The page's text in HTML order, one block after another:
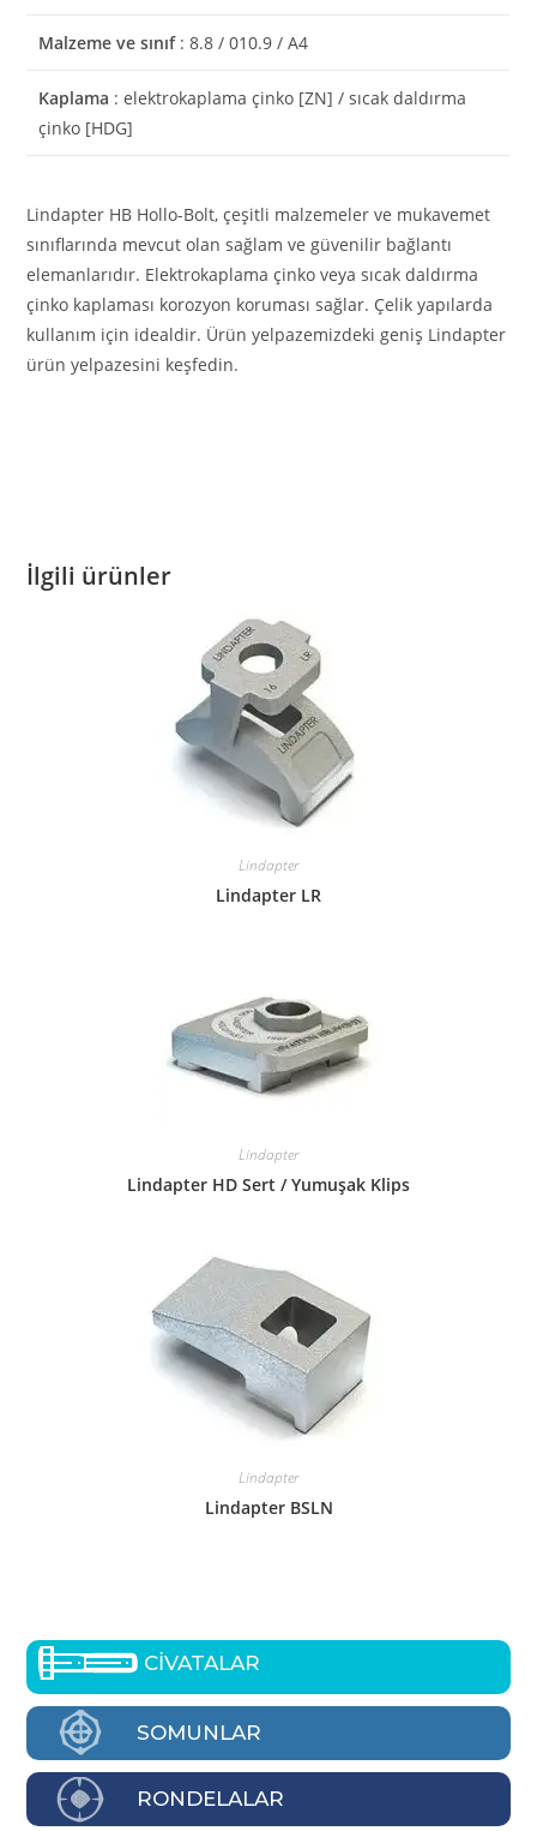
Malzeme ve sınıf: 8.8 / 010.9 / A4
Kaplama : elektrokaplama çinko [ZN] / sıcak daldırma
çinko [HDG]
Lindapter HB Hollo-Bolt, çeşitli malzemeler ve mukavemet
sınıflarında mevcut olan sağlam ve güvenilir bağlantı
elemanlarıdır. Elektrokaplama çinko veya sıcak daldırma
çinko kaplaması korozyon koruması sağlar. Çelik yapılarda
kullanım için idealdir. Ürün yelpazemizdeki geniş Lindapter
ürün yelpazesini keşfedin.
İlgili ürünler
Lindapter
Lindapter LR
Lindapter
Lindapter HD Sert / Yumuşak Klips
Lindapter
Lindapter BSLN
CİVATALAR
SOMUNLAR
RONDELALAR